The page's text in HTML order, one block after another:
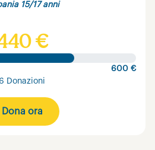
15/17 anni
€
600 €
Donazioni
Dona ora